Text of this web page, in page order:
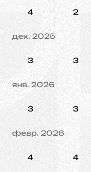
4 2
дек. 2025
3 3
янв. 2026
3 3
февр. 2026
4 4